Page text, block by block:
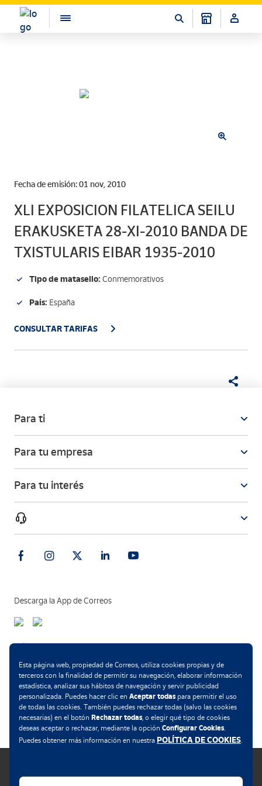
Fecha de emisión: 01 nov, 2010
XLI EXPOSICION FILATELICA SEILU
ERAKUSKETA 28-XI-2010 BANDA DE
TXISTULARIS EIBAR 1935-2010
Tipo de matasello: Conmemorativos
País: España
CONSULTAR TARIFAS
Para ti
Para tu empresa
Para tu interés
Descarga la App de Correos
Métodos de pago
Esta página web, propiedad de Correos, utiliza cookies propias y de
terceros con la finalidad de permitir su navegación, elaborar información
estadística, analizar sus hábitos de navegación y servir publicidad
personalizada. Puedes hacer clic en Aceptar todaspara permitir el uso
de todas las cookies. También puedes rechazar todas (salvo las cookies
necesarias) en el botón Rechazar todas, o elegir qué tipo de cookies
deseas aceptar o rechazar, mediante la opción Configurar Cookies.
Puedes obtener más información en nuestra POLÍTICA DE COOKIES.